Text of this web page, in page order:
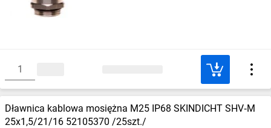
Dławnica kablowa mosiężna M25 IP68 SKINDICHT SHV‑M
25x1,5/21/16 52105370 /25szt./